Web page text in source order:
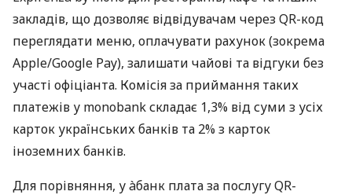
закладів, що дозволяє відвідувачам через QR-код
переглядати меню, оплачувати рахунок (зокрема
Apple/Google Pay), залишати чайові та відгуки без
участі офіціанта. Комісія за приймання таких
платежів у monobank складає 1,3% від суми з усіх
карток українських банків та 2% з карток
іноземних банків.
Для порівняння, у àбанк плата за послугу QR-